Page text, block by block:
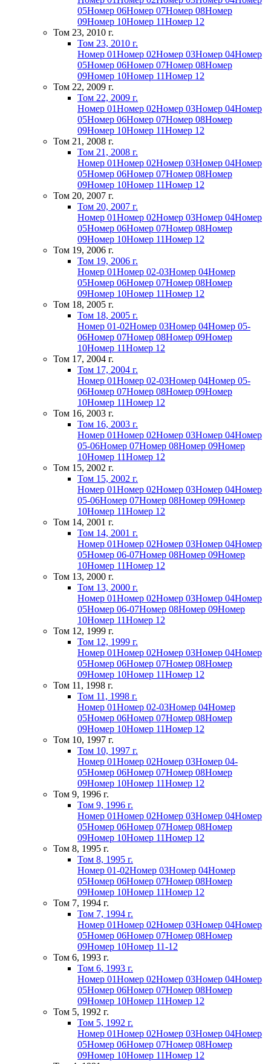
05Номер 06Номер 07Номер 08Номер
09Номер 10Номер 11Номер 12
Том 23, 2010 г.
Том 23, 2010 г.
Номер 01Номер 02Номер 03Номер 04Номер
05Номер 06Номер 07Номер 08Номер
09Номер 10Номер 11Номер 12
Том 22, 2009 г.
Том 22, 2009 г.
Номер 01Номер 02Номер 03Номер 04Номер
05Номер 06Номер 07Номер 08Номер
09Номер 10Номер 11Номер 12
Том 21, 2008 г.
Том 21, 2008 г.
Номер 01Номер 02Номер 03Номер 04Номер
05Номер 06Номер 07Номер 08Номер
09Номер 10Номер 11Номер 12
Том 20, 2007 г.
Том 20, 2007 г.
Номер 01Номер 02Номер 03Номер 04Номер
05Номер 06Номер 07Номер 08Номер
09Номер 10Номер 11Номер 12
Том 19, 2006 г.
Том 19, 2006 г.
Номер 01Номер 02-03Номер 04Номер
05Номер 06Номер 07Номер 08Номер
09Номер 10Номер 11Номер 12
Том 18, 2005 г.
Том 18, 2005 г.
Номер 01-02Номер 03Номер 04Номер 05-
06Номер 07Номер 08Номер 09Номер
10Номер 11Номер 12
Том 17, 2004 г.
Том 17, 2004 г.
Номер 01Номер 02-03Номер 04Номер 05-
06Номер 07Номер 08Номер 09Номер
10Номер 11Номер 12
Том 16, 2003 г.
Том 16, 2003 г.
Номер 01Номер 02Номер 03Номер 04Номер
05-06Номер 07Номер 08Номер 09Номер
10Номер 11Номер 12
Том 15, 2002 г.
Том 15, 2002 г.
Номер 01Номер 02Номер 03Номер 04Номер
05-06Номер 07Номер 08Номер 09Номер
10Номер 11Номер 12
Том 14, 2001 г.
Том 14, 2001 г.
Номер 01Номер 02Номер 03Номер 04Номер
05Номер 06-07Номер 08Номер 09Номер
10Номер 11Номер 12
Том 13, 2000 г.
Том 13, 2000 г.
Номер 01Номер 02Номер 03Номер 04Номер
05Номер 06-07Номер 08Номер 09Номер
10Номер 11Номер 12
Том 12, 1999 г.
Том 12, 1999 г.
Номер 01Номер 02Номер 03Номер 04Номер
05Номер 06Номер 07Номер 08Номер
09Номер 10Номер 11Номер 12
Том 11, 1998 г.
Том 11, 1998 г.
Номер 01Номер 02-03Номер 04Номер
05Номер 06Номер 07Номер 08Номер
09Номер 10Номер 11Номер 12
Том 10, 1997 г.
Том 10, 1997 г.
Номер 01Номер 02Номер 03Номер 04-
05Номер 06Номер 07Номер 08Номер
09Номер 10Номер 11Номер 12
Том 9, 1996 г.
Том 9, 1996 г.
Номер 01Номер 02Номер 03Номер 04Номер
05Номер 06Номер 07Номер 08Номер
09Номер 10Номер 11Номер 12
Том 8, 1995 г.
Том 8, 1995 г.
Номер 01-02Номер 03Номер 04Номер
05Номер 06Номер 07Номер 08Номер
09Номер 10Номер 11Номер 12
Том 7, 1994 г.
Том 7, 1994 г.
Номер 01Номер 02Номер 03Номер 04Номер
05Номер 06Номер 07Номер 08Номер
09Номер 10Номер 11-12
Том 6, 1993 г.
Том 6, 1993 г.
Номер 01Номер 02Номер 03Номер 04Номер
05Номер 06Номер 07Номер 08Номер
09Номер 10Номер 11Номер 12
Том 5, 1992 г.
Том 5, 1992 г.
Номер 01Номер 02Номер 03Номер 04Номер
05Номер 06Номер 07Номер 08Номер
09Номер 10Номер 11Номер 12